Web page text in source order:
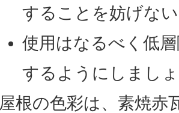
することを妨げな
使用はなるべく低
するようにしまし
屋根の色彩は、素焼赤